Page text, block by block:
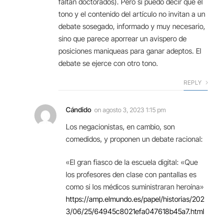
tono y el contenido del artículo no invitan a un
debate sosegado, informado y muy necesario,
sino que parece aporrear un avispero de
posiciones maniqueas para ganar adeptos. El
debate se ejerce con otro tono.
REPLY
Cándido onagosto 3, 2023 1:15 pm
Los negacionistas, en cambio, son
comedidos, y proponen un debate racional:
«El gran fiasco de la escuela digital: «Que
los profesores den clase con pantallas es
como si los médicos suministraran heroína»
https://amp.elmundo.es/papel/historias/202
3/06/25/64945c8021efa047618b45a7.html